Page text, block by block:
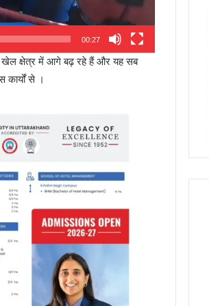
00:27
खेल क्षेत्र में आगे बढ़ रहे हैं और यह सब
कार्यों से ।